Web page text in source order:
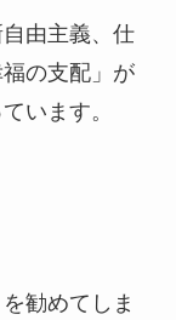
由主義、仕
の支配」が
います。
勧めてしま